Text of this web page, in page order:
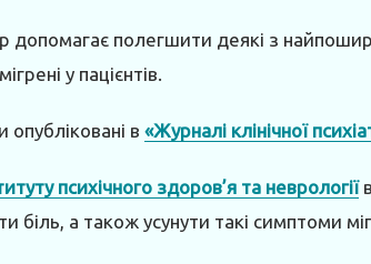
допомагає полегшити деякі з
у пацієнтів.
в «Журналі клінічної
психічного здоров’я та неврології
біль, а також усунути такі симптоми